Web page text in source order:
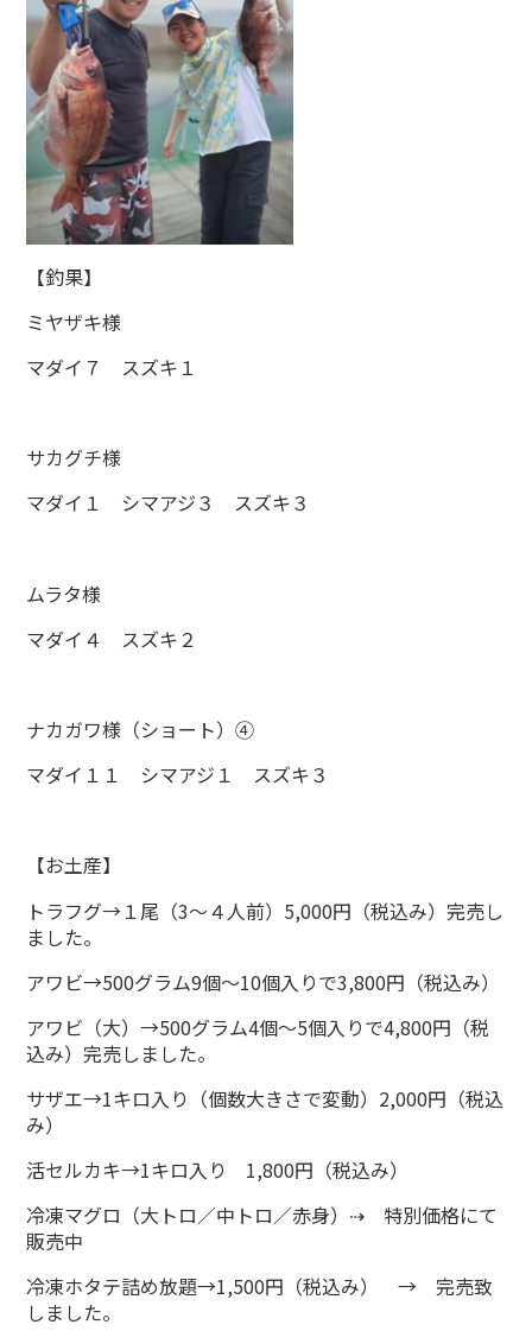
【釣果】
ミヤザキ様
マダイ７ スズキ１
サカグチ様
マダイ１ シマアジ３ スズキ３
ムラタ様
マダイ４ スズキ２
ナカガワ様（ショート）④
マダイ１１ シマアジ１ スズキ３
【お土産】
トラフグ→１尾（3～４人前）5,000円（税込み）完売し
ました。
アワビ→500グラム9個～10個入りで3,800円（税込み）
アワビ（大）→500グラム4個～5個入りで4,800円（税
込み）完売しました。
サザエ→1キロ入り（個数大きさで変動）2,000円（税込
み）
活セルカキ→1キロ入り 1,800円（税込み）
冷凍マグロ（大トロ／中トロ／赤身）⇢ 特別価格にて
販売中
冷凍ホタテ詰め放題→1,500円（税込み） → 完売致
しました。